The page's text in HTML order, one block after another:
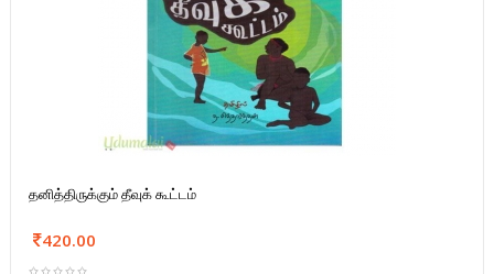
தனித்திருக்கும் தீவுக் கூட்டம்
420.00